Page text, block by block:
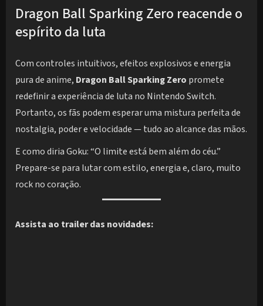
Dragon Ball Sparking Zero reacende o
espírito da luta
Com controles intuitivos, efeitos explosivos e energia
pura de anime, Dragon Ball Sparking Zero promete
redefinir a experiência de luta no Nintendo Switch.
Portanto, os fãs podem esperar uma mistura perfeita de
nostalgia, poder e velocidade — tudo ao alcance das mãos.
E como diria Goku: “O limite está bem além do céu.”
Prepare-se para lutar com estilo, energia e, claro, muito
rock no coração.
Assista ao trailer das novidades: